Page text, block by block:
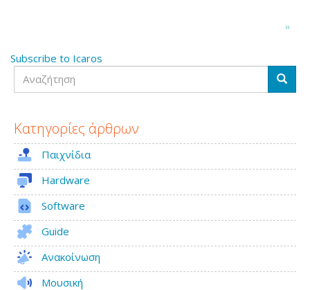
Next
››
Subscribe to Icaros
Αναζήτηση
Κατηγορίες άρθρων
Παιχνίδια
Hardware
Software
Guide
Ανακοίνωση
Μουσική